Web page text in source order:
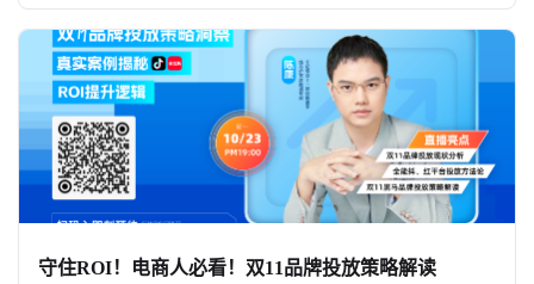
金融市场解决方案
电商解决方案
资源中心
新闻中心
活动中心
关于我们
守住ROI！电商人必看！双11品牌投放策略解读